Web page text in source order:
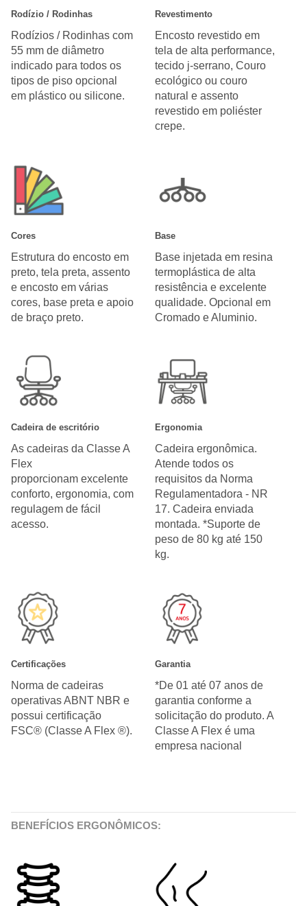
Rodízio / Rodinhas
Rodízios / Rodinhas com
55 mm de diâmetro
indicado para todos os
tipos de piso opcional
em plástico ou silicone.
Revestimento
Encosto revestido em
tela de alta performance,
tecido j-serrano, Couro
ecológico ou couro
natural e assento
revestido em poliéster
crepe.
Cores
Estrutura do encosto em
preto, tela preta, assento
e encosto em várias
cores, base preta e apoio
de braço preto.
Base
Base injetada em resina
termoplástica de alta
resistência e excelente
qualidade. Opcional em
Cromado e Aluminio.
Cadeira de escritório
As cadeiras da Classe A
Flex
proporcionam excelente
conforto, ergonomia, com
regulagem de fácil
acesso.
Ergonomia
Cadeira ergonômica.
Atende todos os
requisitos da Norma
Regulamentadora - NR
17. Cadeira enviada
montada. *Suporte de
peso de 80 kg até 150
kg.
Certificações
Norma de cadeiras
operativas ABNT NBR e
possui certificação
FSC® (Classe A Flex ®).
Garantia
*De 01 até 07 anos de
garantia conforme a
solicitação do produto. A
Classe A Flex é uma
empresa nacional
BENEFÍCIOS ERGONÔMICOS: